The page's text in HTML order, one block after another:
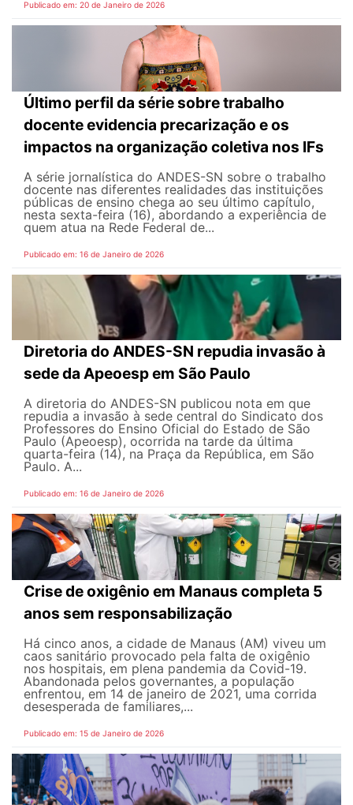
Publicado em: 20 de Janeiro de 2026
Último perfil da série sobre trabalho
docente evidencia precarização e os
impactos na organização coletiva nos IFs
A série jornalística do ANDES-SN sobre o trabalho
docente nas diferentes realidades das instituições
públicas de ensino chega ao seu último capítulo,
nesta sexta-feira (16), abordando a experiência de
quem atua na Rede Federal de...
Publicado em: 16 de Janeiro de 2026
Diretoria do ANDES-SN repudia invasão à
sede da Apeoesp em São Paulo
A diretoria do ANDES-SN publicou nota em que
repudia a invasão à sede central do Sindicato dos
Professores do Ensino Oficial do Estado de São
Paulo (Apeoesp), ocorrida na tarde da última
quarta-feira (14), na Praça da República, em São
Paulo. A...
Publicado em: 16 de Janeiro de 2026
Crise de oxigênio em Manaus completa 5
anos sem responsabilização
Há cinco anos, a cidade de Manaus (AM) viveu um
caos sanitário provocado pela falta de oxigênio
nos hospitais, em plena pandemia da Covid-19.
Abandonada pelos governantes, a população
enfrentou, em 14 de janeiro de 2021, uma corrida
desesperada de familiares,...
Publicado em: 15 de Janeiro de 2026